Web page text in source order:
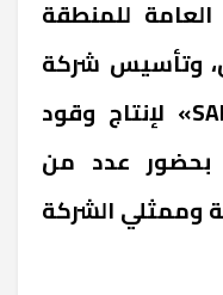
العامة للمنطقة
وتأسيس شركة
«ساف فلاي ليمتد SAF Fly» لإنتاج وقود
بحضور عدد من
وممثلي الشركة